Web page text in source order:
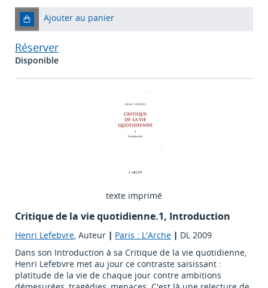
Ajouter au panier
Réserver
Disponible
texte imprimé
Critique de la vie quotidienne.1, Introduction
Henri Lefebvre, Auteur | Paris : L'Arche | DL 2009
Dans son Introduction à sa Critique de la vie quotidienne,
Henri Lefebvre met au jour ce contraste saisissant :
platitude de la vie de chaque jour contre ambitions